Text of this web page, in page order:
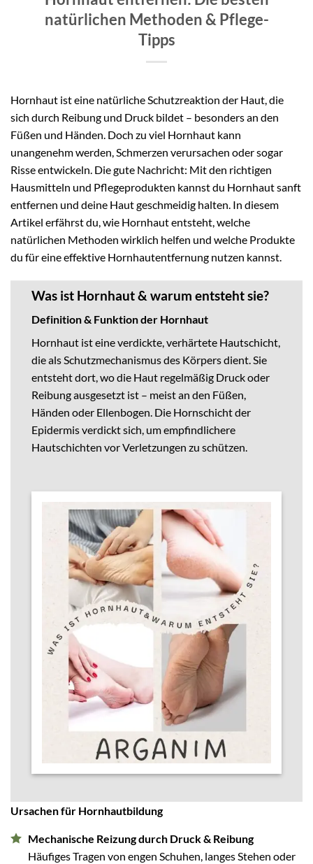
natürlichen Methoden & Pflege-
Tipps
Hornhaut ist eine natürliche Schutzreaktion der Haut, die
sich durch Reibung und Druck bildet – besonders an den
Füßen und Händen. Doch zu viel Hornhaut kann
unangenehm werden, Schmerzen verursachen oder sogar
Risse entwickeln. Die gute Nachricht: Mit den richtigen
Hausmitteln und Pflegeprodukten kannst du Hornhaut sanft
entfernen und deine Haut geschmeidig halten. In diesem
Artikel erfährst du, wie Hornhaut entsteht, welche
natürlichen Methoden wirklich helfen und welche Produkte
du für eine effektive Hornhautentfernung nutzen kannst.
Was ist Hornhaut & warum entsteht sie?
Definition & Funktion der Hornhaut
Hornhaut ist eine verdickte, verhärtete Hautschicht,
die als Schutzmechanismus des Körpers dient. Sie
entsteht dort, wo die Haut regelmäßig Druck oder
Reibung ausgesetzt ist – meist an den Füßen,
Händen oder Ellenbogen. Die Hornschicht der
Epidermis verdickt sich, um empfindlichere
Hautschichten vor Verletzungen zu schützen.
Ursachen für Hornhautbildung
Mechanische Reizung durch Druck & Reibung
Häufiges Tragen von engen Schuhen, langes Stehen oder